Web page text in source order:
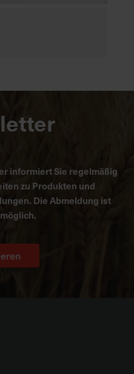
informiert Sie regelmäßig
zu Produkten und
Die Abmeldung ist